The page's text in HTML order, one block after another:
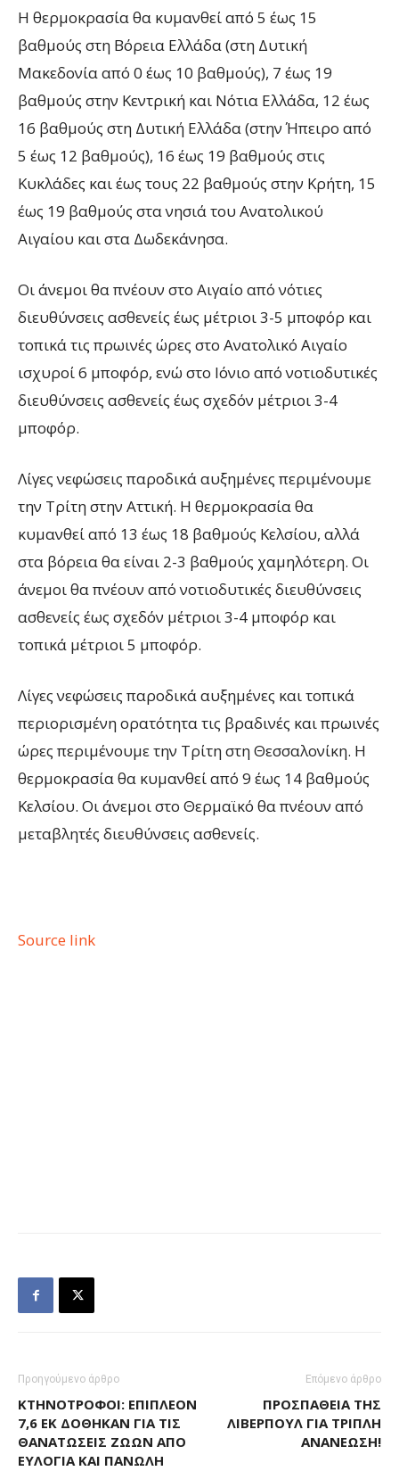
Η θερμοκρασία θα κυμανθεί από 5 έως 15
βαθμούς στη Βόρεια Ελλάδα (στη Δυτική
Μακεδονία από 0 έως 10 βαθμούς), 7 έως 19
βαθμούς στην Κεντρική και Νότια Ελλάδα, 12 έως
16 βαθμούς στη Δυτική Ελλάδα (στην Ήπειρο από
5 έως 12 βαθμούς), 16 έως 19 βαθμούς στις
Κυκλάδες και έως τους 22 βαθμούς στην Κρήτη, 15
έως 19 βαθμούς στα νησιά του Ανατολικού
Αιγαίου και στα Δωδεκάνησα.
Οι άνεμοι θα πνέουν στο Αιγαίο από νότιες
διευθύνσεις ασθενείς έως μέτριοι 3-5 μποφόρ και
τοπικά τις πρωινές ώρες στο Ανατολικό Αιγαίο
ισχυροί 6 μποφόρ, ενώ στο Ιόνιο από νοτιοδυτικές
διευθύνσεις ασθενείς έως σχεδόν μέτριοι 3-4
μποφόρ.
Λίγες νεφώσεις παροδικά αυξημένες περιμένουμε
την Τρίτη στην Αττική. Η θερμοκρασία θα
κυμανθεί από 13 έως 18 βαθμούς Κελσίου, αλλά
στα βόρεια θα είναι 2-3 βαθμούς χαμηλότερη. Οι
άνεμοι θα πνέουν από νοτιοδυτικές διευθύνσεις
ασθενείς έως σχεδόν μέτριοι 3-4 μποφόρ και
τοπικά μέτριοι 5 μποφόρ.
Λίγες νεφώσεις παροδικά αυξημένες και τοπικά
περιορισμένη ορατότητα τις βραδινές και πρωινές
ώρες περιμένουμε την Τρίτη στη Θεσσαλονίκη. Η
θερμοκρασία θα κυμανθεί από 9 έως 14 βαθμούς
Κελσίου. Οι άνεμοι στο Θερμαϊκό θα πνέουν από
μεταβλητές διευθύνσεις ασθενείς.
Source link
Προηγούμενο άρθρο
ΚΤΗΝΟΤΡΌΦΟΙ: ΕΠΙΠΛΈΟΝ
7,6 ΕΚ ΔΌΘΗΚΑΝ ΓΙΑ ΤΙΣ
ΘΑΝΑΤΏΣΕΙΣ ΖΏΩΝ ΑΠΌ
ΕΥΛΟΓΙΆ ΚΑΙ ΠΑΝΏΛΗ
Επόμενο άρθρο
ΠΡΟΣΠΆΘΕΙΑ ΤΗΣ
ΛΊΒΕΡΠΟΥΛ ΓΙΑ ΤΡΙΠΛΉ
ΑΝΑΝΈΩΣΗ!